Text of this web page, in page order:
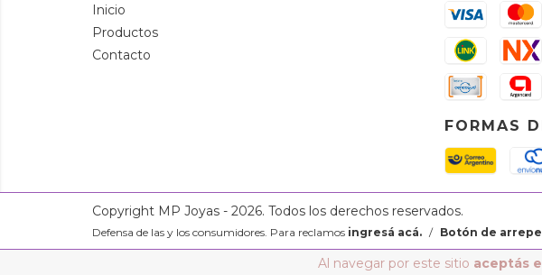
Al navegar por este sitio aceptás
Inicio
Productos
Contacto
FORMAS
Copyright MP Joyas - 2026. Todos los derechos reservados.
Defensa de las y los consumidores. Para reclamos ingresá acá. / Botón de